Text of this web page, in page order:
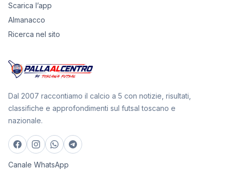
Scarica l’app
Almanacco
Ricerca nel sito
Dal 2007 raccontiamo il calcio a 5 con notizie, risultati,
classifiche e approfondimenti sul futsal toscano e
nazionale.
Canale WhatsApp